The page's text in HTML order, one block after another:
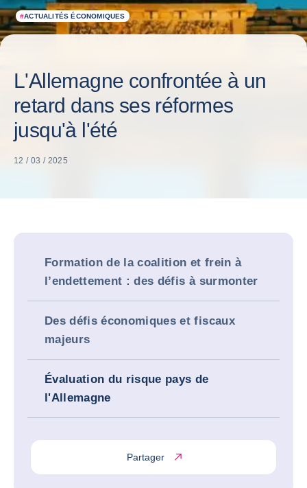
#ACTUALITÉS ÉCONOMIQUES
L'Allemagne confrontée à un
retard dans ses réformes
jusqu'à l'été
12 / 03 / 2025
Formation de la coalition et frein à
l’endettement : des défis à surmonter
Des défis économiques et fiscaux
majeurs
Évaluation du risque pays de
l'Allemagne
Partager